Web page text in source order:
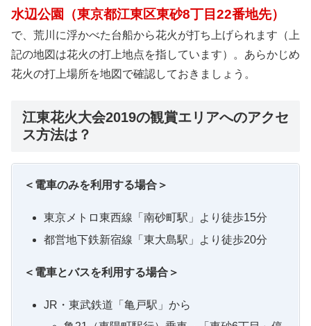
水辺公園（東京都江東区東砂8丁目22番地先）
で、荒川に浮かべた台船から花火が打ち上げられます（上
記の地図は花火の打上地点を指しています）。あらかじめ
花火の打上場所を地図で確認しておきましょう。
江東花火大会2019の観賞エリアへのアクセ
ス方法は？
＜電車のみを利用する場合＞
東京メトロ東西線「南砂町駅」より徒歩15分
都営地下鉄新宿線「東大島駅」より徒歩20分
＜電車とバスを利用する場合＞
JR・東武鉄道「亀戸駅」から